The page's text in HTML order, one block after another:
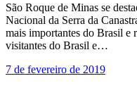
São Roque de Minas se
Nacional da Serra da
mais importantes do Brasil e
visitantes do Brasil e…
7 de fevereiro de 2019